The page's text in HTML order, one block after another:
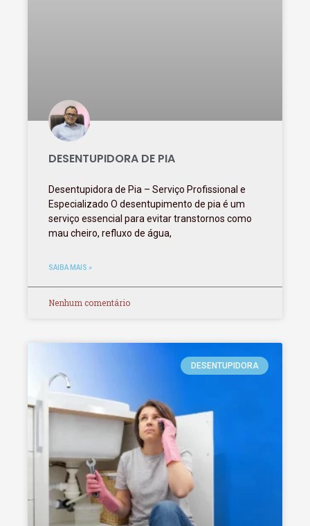
DESENTUPIDORA DE PIA
Desentupidora de Pia – Serviço Profissional e
Especializado O desentupimento de pia é um
serviço essencial para evitar transtornos como
mau cheiro, refluxo de água,
SAIBA MAIS »
Nenhum comentário
DESENTUPIDORA